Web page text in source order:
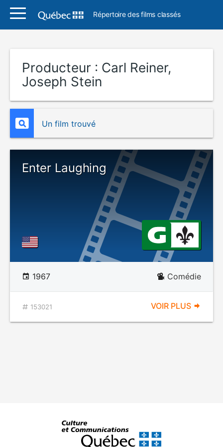
Répertoire des films classés
Producteur : Carl Reiner,
Joseph Stein
Un film trouvé
Enter Laughing
1967 Comédie
153021 VOIR PLUS